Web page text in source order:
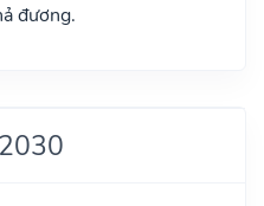
đương.